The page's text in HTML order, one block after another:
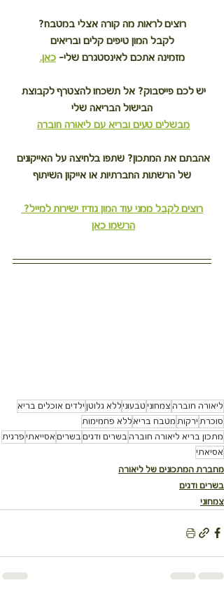
רוצים לראות מה קורה אצלי במטבח?
לקבל המון טיפים קלים ובריאים
מזמינה אתכם לאינסטגרם שלי– כאן.
יש לכם פייסבוק? אל תשכחו להצטרף לקבוצת
הבישול הבריאה שלי
מבשלים טעים ובריא עם ליאורה חוברה
אהבתם את המתכון? שתפו בלחיצה על האייקונים
של הרשתות החברתיות או אייקון השיתוף
רוצים לקבל ממני עוד המון גודיז ישירות למייל?
הרשמו כאן
ליאורה חוברה צמחוני טבעוניללא גלוטן ילדים אוכלים בריא
סוכרת ירקות מטבח בריאללא פחמימות
מתכון בריא ליאורה חוברה בשרים ודגים בשרים אסייאתי פרגית
אסיאתי
מחברת המתכונים של ליאורה
בשרים ודגים
צמחוני